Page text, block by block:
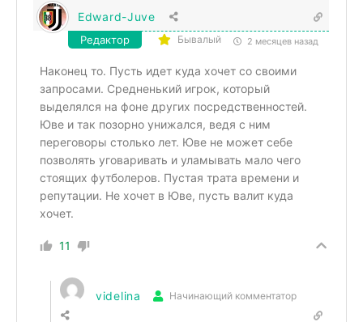
Edward-Juve
Редактор Бывалый 2 месяцев назад
Наконец то. Пусть идет куда хочет со своими
запросами. Средненький игрок, который
выделялся на фоне других посредственностей.
Юве и так позорно унижался, ведя с ним
переговоры столько лет. Юве не может себе
позволять уговаривать и уламывать мало чего
стоящих футболеров. Пустая трата времени и
репутации. Не хочет в Юве, пусть валит куда
хочет.
11
videlina Начинающий комментатор